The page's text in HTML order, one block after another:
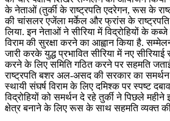
के नेताओं (तुर्की के राष्ट्रपति एदरेगन, रूस के
की चांसलर एजेंला मर्केल और फ्रांस के
लिया. इन नेताओं ने सीरिया में विद्रोहियों के कब्जे
विराम की सुरक्षा करने का आह्वान किया है.
जारी करके युद्ध प्रभावित सीरिया में नए सीरियाई
करने के लिए समिति गठित करने पर सहमति
राष्ट्रपति बशर अल-असद की सरकार का
स्थायी संघर्ष विराम के लिए दमिश्क पर स्पष्ट
विद्रोहियों को समर्थन दे रहे तुर्की ने पिछले
क्षेत्र बनाने के लिए रूस के साथ सहमति व्यक्त